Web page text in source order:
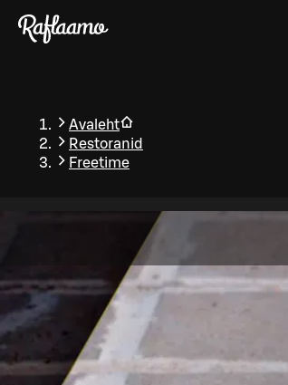
Liigu peamise sisu juurde
Avaleht
Restoranid
Freetime